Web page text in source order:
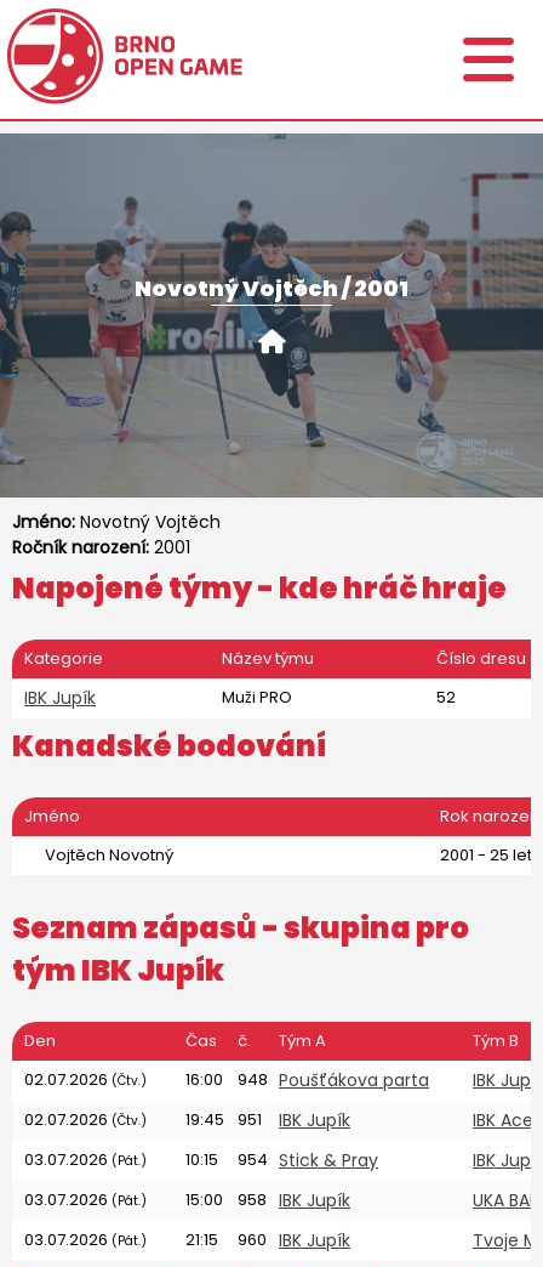
Novotný Vojtěch / 2001
Jméno: Novotný Vojtěch
Ročník narození: 2001
Napojené týmy - kde hráč hraje
Kategorie Název týmu Číslo dresu
IBK Jupík Muži PRO 52
Kanadské bodování
Jméno
Rok narození
Vojtěch Novotný
2001 - 25 let
Seznam zápasů - skupina pro
týmIBK Jupík
Den Čas č. Tým A
Tým B
02.07.2026 (Čtv.) 16:00 948 Poušťákova parta IBK Jupík
02.07.2026 (Čtv.) 19:45 951 IBK Jupík IBK Aces
03.07.2026 (Pát.) 10:15 954 Stick & Pray IBK Jupík
03.07.2026 (Pát.) 15:00 958 IBK Jupík UKA
03.07.2026 (Pát.) 21:15 960 IBK Jupík Tvoje